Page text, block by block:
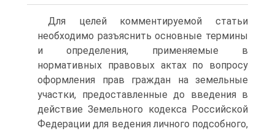
Для целей комментируемой статьи
необходимо разъяснить основные термины
и определения, применяемые в
нормативных правовых актах по вопросу
оформления прав граждан на земельные
участки, предоставленные до введения в
действие Земельного кодекса Российской
Федерации для ведения личного подсобного,